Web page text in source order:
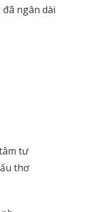
ngân dài
tư
thơ